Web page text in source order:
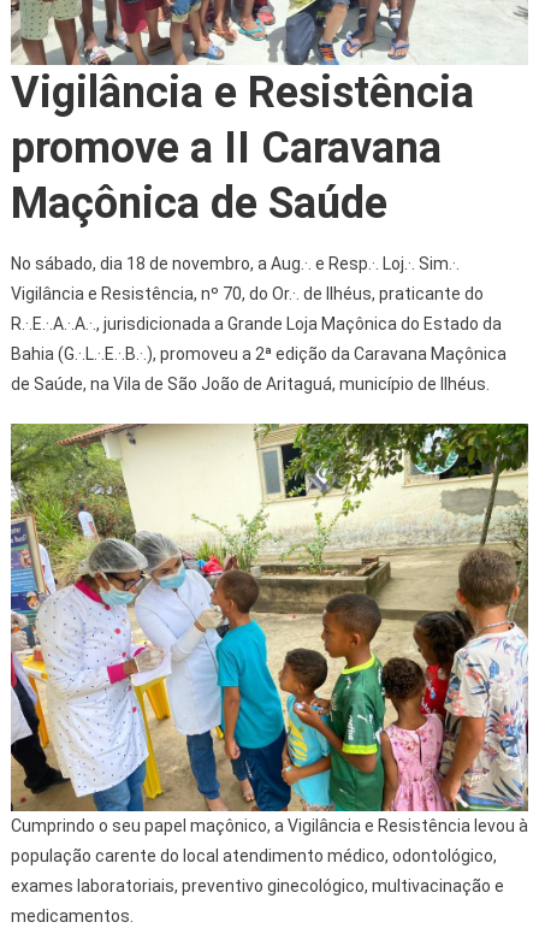
Vigilância e Resistência
promove a II Caravana
Maçônica de Saúde
No sábado, dia 18 de novembro, a Aug.·. e Resp.·. Loj.·. Sim.·.
Vigilância e Resistência, nº 70, do Or.·. de Ilhéus, praticante do
R.·.E.·.A.·.A.·., jurisdicionada a Grande Loja Maçônica do Estado da
Bahia (G.·.L.·.E.·.B.·.), promoveu a 2ª edição da Caravana Maçônica
de Saúde, na Vila de São João de Aritaguá, município de Ilhéus.
Cumprindo o seu papel maçônico, a Vigilância e Resistência levou à
população carente do local atendimento médico, odontológico,
exames laboratoriais, preventivo ginecológico, multivacinação e
medicamentos.